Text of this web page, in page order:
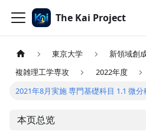
The Kai Project
東京大学
新領域創
複雑理工学専攻
2022年度
2021年8月実施 専門基礎科目 1.1 微分
本页总览